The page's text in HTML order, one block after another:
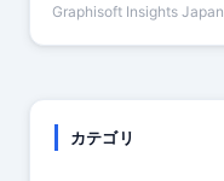
Graphisoft Insights Japan
カテゴリ